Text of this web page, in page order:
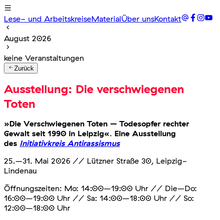
Lese- und ArbeitskreiseMaterialÜber unsKontakt
August 2026
keine Veranstaltungen
Zurück
Ausstellung: Die verschwiegenen
Toten
»Die Verschwiegenen Toten – Todesopfer rechter
Gewalt seit 1990 in Leipzig«. Eine Ausstellung
des Initiativkreis Antirassismus
25.–31. Mai 2026 // Lützner Straße 30, Leipzig-
Lindenau
Öffnungszeiten: Mo: 14:00–19:00 Uhr // Die–Do:
16:00–19:00 Uhr // Sa: 14:00–18:00 Uhr // So:
12:00–18:00 Uhr